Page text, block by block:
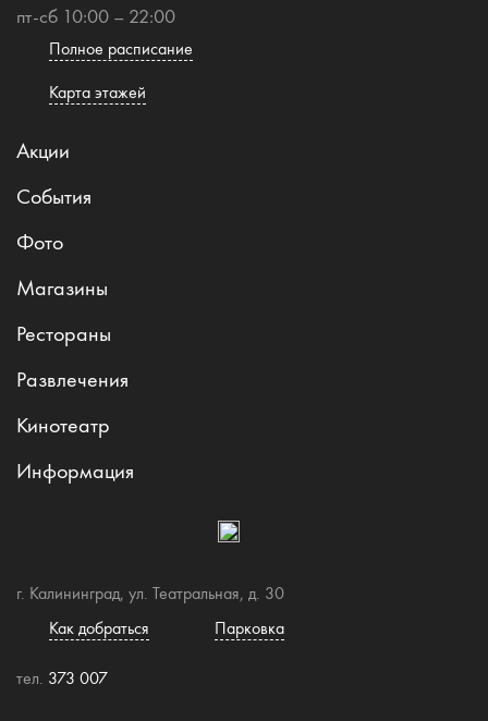
пт-сб 10:00 – 22:00
Полное расписание
Карта этажей
Акции
События
Фото
Магазины
Рестораны
Развлечения
Кинотеатр
Информация
г. Калининград, ул. Театральная, д. 30
Как добраться
Парковка
тел. 373 007